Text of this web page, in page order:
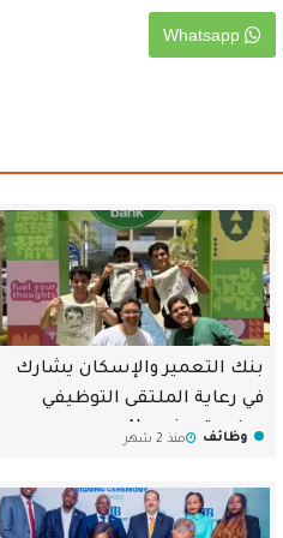
بنك التعمير والإسكان يشارك
في رعاية الملتقى التوظيفي
بجامعة Newgiza
وظائف منذ 2 شهر